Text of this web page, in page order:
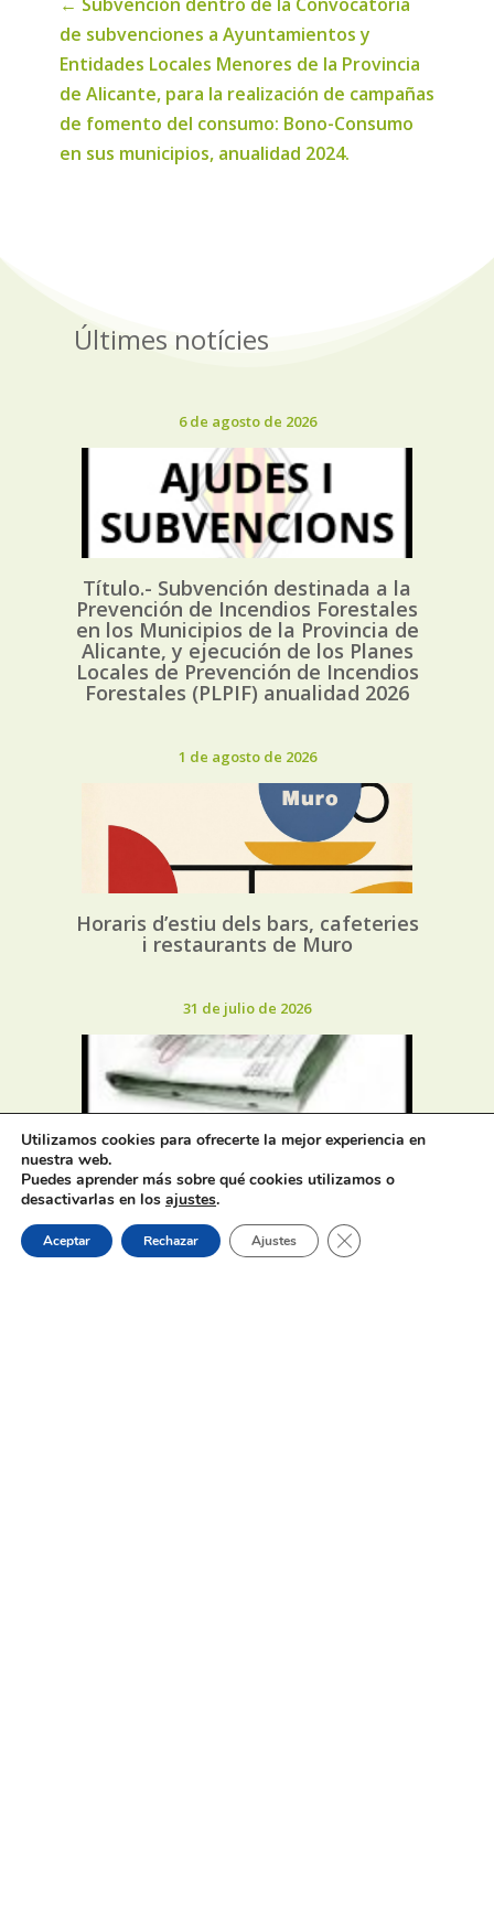
de subvenciones a Ayuntamientos y
Entidades Locales Menores de la Provincia
de Alicante, para la realización de campañas
de fomento del consumo: Bono-Consumo
en sus municipios, anualidad 2024.
Últimes notícies
6 de agosto de 2026
Título.- Subvención destinada a la
Prevención de Incendios Forestales
en los Municipios de la Provincia de
Alicante, y ejecución de los Planes
Locales de Prevención de Incendios
Forestales (PLPIF) anualidad 2026
1 de agosto de 2026
Horaris d’estiu dels bars, cafeteries
i restaurants de Muro
31 de julio de 2026
Oferta de Trabajo: SAD, SERVICIO
DE AYUDA A DOMICILIO
31 de julio de 2026
Utilizamos cookies para ofrecerte la mejor experiencia en
nuestra web.
Puedes aprender más sobre qué cookies utilizamos o
desactivarlas en los ajustes.
Aceptar Rechazar Ajustes Cerrar el banner de